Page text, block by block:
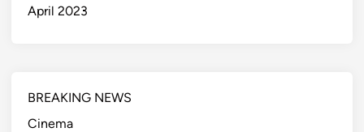
April 2023
BREAKING NEWS
Cinema